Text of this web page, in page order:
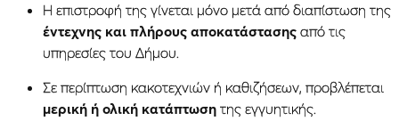
Η επιστροφή της γίνεται μόνο μετά από διαπίστωση της
έντεχνης και πλήρους αποκατάστασης από τις
υπηρεσίες του Δήμου.
Σε περίπτωση κακοτεχνιών ή καθιζήσεων, προβλέπεται
μερική ή ολική κατάπτωση της εγγυητικής.